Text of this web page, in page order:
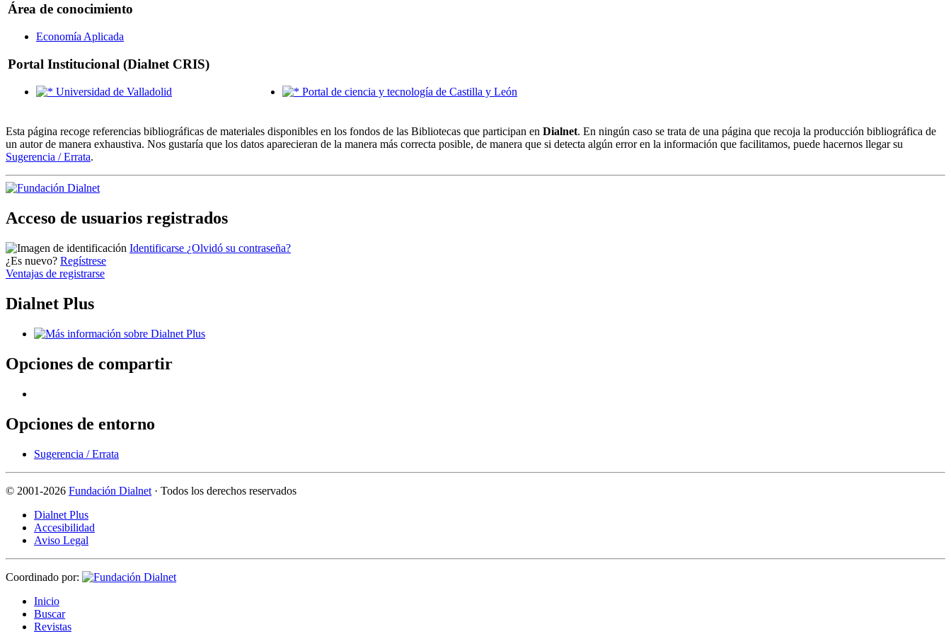
Área de conocimiento
Economía Aplicada
Portal Institucional (Dialnet CRIS)
Universidad de Valladolid Portal de ciencia y tecnología de Castilla y León
Esta página recoge referencias bibliográficas de materiales disponibles en los fondos de las Bibliotecas que participan en Dialnet. En ningún caso se trata de una página que recoja la producción bibliográfica de
un autor de manera exhaustiva. Nos gustaría que los datos aparecieran de la manera más correcta posible, de manera que si detecta algún error en la información que facilitamos, puede hacernos llegar su
Sugerencia / Errata.
Acceso de usuarios registrados
Identificarse ¿Olvidó su contraseña?
¿Es nuevo? Regístrese
Ventajas de registrarse
Dialnet Plus
Opciones de compartir
Opciones de entorno
Sugerencia / Errata
© 2001-2026 Fundación Dialnet · Todos los derechos reservados
Dialnet Plus
Accesibilidad
Aviso Legal
Coordinado por:
Inicio
Buscar
Revistas